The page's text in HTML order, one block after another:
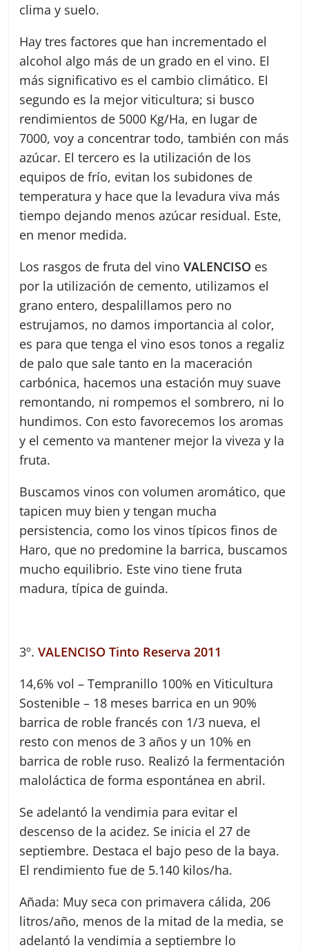
clima y suelo.
Hay tres factores que han incrementado el
alcohol algo más de un grado en el vino. El
más significativo es el cambio climático. El
segundo es la mejor viticultura; si busco
rendimientos de 5000 Kg/Ha, en lugar de
7000, voy a concentrar todo, también con más
azúcar. El tercero es la utilización de los
equipos de frío, evitan los subidones de
temperatura y hace que la levadura viva más
tiempo dejando menos azúcar residual. Este,
en menor medida.
Los rasgos de fruta del vinoVALENCISO es
por la utilización de cemento, utilizamos el
grano entero, despalillamos pero no
estrujamos, no damos importancia al color,
es para que tenga el vino esos tonos a regaliz
de palo que sale tanto en la maceración
carbónica, hacemos una estación muy suave
remontando, ni rompemos el sombrero, ni lo
hundimos. Con esto favorecemos los aromas
y el cemento va mantener mejor la viveza y la
fruta.
Buscamos vinos con volumen aromático, que
tapicen muy bien y tengan mucha
persistencia, como los vinos típicos finos de
Haro, que no predomine la barrica, buscamos
mucho equilibrio. Este vino tiene fruta
madura, típica de guinda.
3º.VALENCISO Tinto Reserva 2011
14,6% vol – Tempranillo 100% en Viticultura
Sostenible – 18 meses barrica en un 90%
barrica de roble francés con 1/3 nueva, el
resto con menos de 3 años y un 10% en
barrica de roble ruso. Realizó la fermentación
maloláctica de forma espontánea en abril.
Se adelantó la vendimia para evitar el
descenso de la acidez. Se inicia el 27 de
septiembre. Destaca el bajo peso de la baya.
El rendimiento fue de 5.140 kilos/ha.
Añada: Muy seca con primavera cálida, 206
litros/año, menos de la mitad de la media, se
adelantó la vendimia a septiembre lo